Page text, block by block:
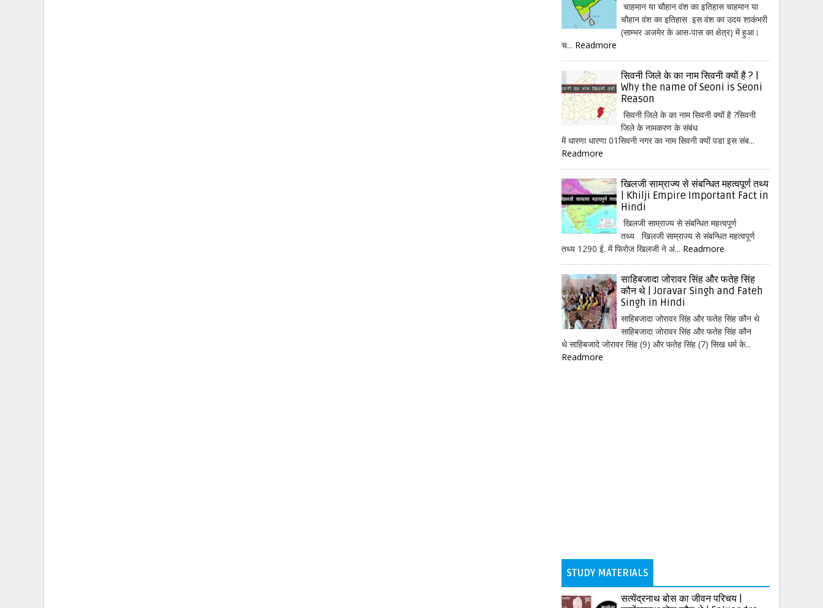
चाहमान या चौहान वंश का इतिहास चाहमान या
चौहान वंश का इतिहास इस वंश का उदय शाकंभरी
(साम्भर अजमेर के आस-पास का क्षेत्र) में हुआ।
च... Readmore
सिवनी जिले के का नाम सिवनी क्यों है ? |
Why the name of Seoni is Seoni
Reason
सिवनी जिले के का नाम सिवनी क्यों है ?सिवनी
जिले के नामकरण के संबंध
में धारणा धारणा 01सिवनी नगर का नाम सिवनी क्यों पडा इस संब...
Readmore
खिलजी साम्राज्य से संबन्धित महत्वपूर्ण तथ्य
| Khilji Empire Important Fact in
Hindi
खिलजी साम्राज्य से संबन्धित महत्वपूर्ण
तथ्य खिलजी साम्राज्य से संबन्धित महत्वपूर्ण
तथ्य 1290 ई. में फिरोज खिलजी ने अं... Readmore
साहिबजादा जोरावर सिंह और फतेह सिंह
कौन थे | Joravar Singh and Fateh
Singh in Hindi
साहिबजादा जोरावर सिंह और फतेह सिंह कौन थे
साहिबजादा जोरावर सिंह और फतेह सिंह कौन
थे साहिबजादे जोरावर सिंह (9) और फतेह सिंह (7) सिख धर्म के...
Readmore
STUDY MATERIALS
सत्येंद्रनाथ बोस का जीवन परिचय |